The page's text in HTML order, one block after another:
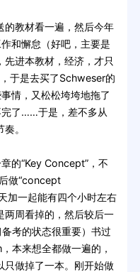
教材看一遍，然后今年
和懈怠（好吧，主要是
进本教材，经济，才只
于是去买了Schweser的
情，又松松垮垮地拖了
了……于是，差不多从
。
“Key Concept”，不
做“concept
加一起能有四个小时左右
两周看掉的，然后较后一
考的状态很重要）书过
本来想全都做一遍的，
只做掉了一本。刚开始做